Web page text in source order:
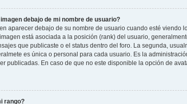
debajo de mi nombre de usuario?
aparecer debajo de su nombre de usuario cuando esté viendo
está asociada a la posición (rank) del usuario,
que publicaste o el status dentro del foro. La segunda,
es única o personal para cada usuario. Es la
publicadas. En caso de que no este disponible la opción de
rango?